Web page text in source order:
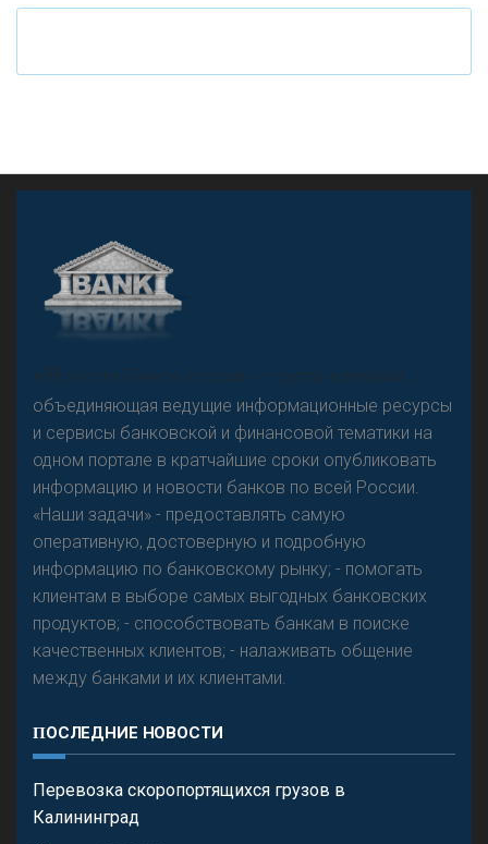
Резкого разворота на рынке автокредитов не
предвидится - «Интервью»
Что будет с наличными деньгами при цифровом
«Н
овости Банков России» – группа компаний,
объединяющая ведущие информационные ресурсы
и сервисы банковской и финансовой тематики на
одном портале в кратчайшие сроки опубликовать
информацию и новости банков по всей России.
«Наши задачи» - предоставлять самую
оперативную, достоверную и подробную
информацию по банковскому рынку; - помогать
клиентам в выборе самых выгодных банковских
продуктов; - способствовать банкам в поиске
качественных клиентов; - налаживать общение
между банками и их клиентами.
ПОСЛЕДНИЕ НОВОСТИ
Перевозка скоропортящихся грузов в
Калининград